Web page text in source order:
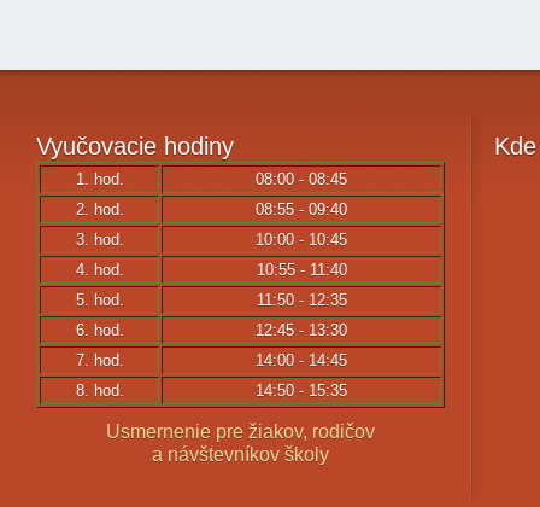
Vyučovacie hodiny
1. hod.
08:00 - 08:45
2. hod.
08:55 - 09:40
3. hod.
10:00 - 10:45
4. hod.
10:55 - 11:40
5. hod.
11:50 - 12:35
6. hod.
12:45 - 13:30
7. hod.
14:00 - 14:45
8. hod.
14:50 - 15:35
Usmernenie pre žiakov, rodičov
a návštevníkov školy
Kde